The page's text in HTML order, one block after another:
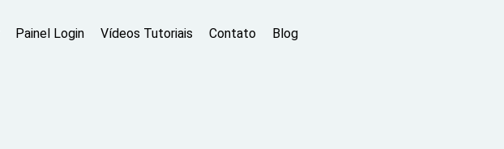
Painel Login Vídeos Tutoriais Contato Blog